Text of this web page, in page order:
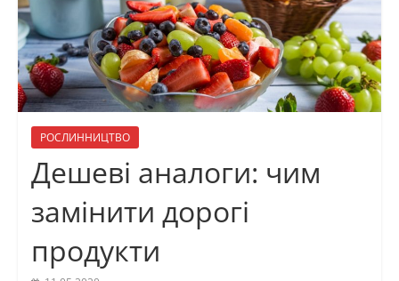
РОСЛИННИЦТВО
Дешеві аналоги: чим
замінити дорогі
продукти